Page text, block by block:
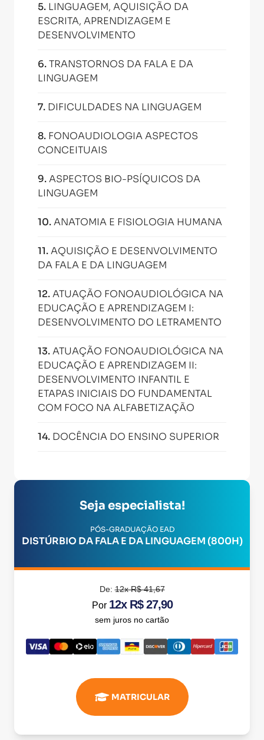
5. LINGUAGEM, AQUISIÇÃO DA
ESCRITA, APRENDIZAGEM E
DESENVOLVIMENTO
6.TRANSTORNOS DA FALA E DA
LINGUAGEM
7. DIFICULDADES NA LINGUAGEM
8. FONOAUDIOLOGIA ASPECTOS
CONCEITUAIS
9.ASPECTOS BIO-PSÍQUICOS DA
LINGUAGEM
10.ANATOMIA E FISIOLOGIA HUMANA
11.AQUISIÇÃO E DESENVOLVIMENTO
DA FALA E DA LINGUAGEM
12.ATUAÇÃO FONOAUDIOLÓGICA NA
EDUCAÇÃO E APRENDIZAGEM I:
DESENVOLVIMENTO DO LETRAMENTO
13.ATUAÇÃO FONOAUDIOLÓGICA NA
EDUCAÇÃO E APRENDIZAGEM II:
DESENVOLVIMENTO INFANTIL E
ETAPAS INICIAIS DO FUNDAMENTAL
COM FOCO NA ALFABETIZAÇÃO
14. DOCÊNCIA DO ENSINO SUPERIOR
Seja especialista!
PÓS-GRADUAÇÃO EAD
DISTÚRBIO DA FALA E DA LINGUAGEM (800H)
De:12x R$ 41,67
Por 12x R$ 27,90
sem juros no cartão
MATRICULAR